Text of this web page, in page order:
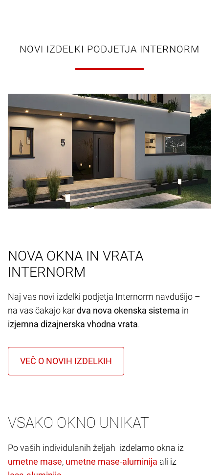
NOVI IZDELKI PODJETJA INTERNORM
NOVA OKNA IN VRATA
INTERNORM
Naj vas novi izdelki podjetja Internorm navdušijo –
na vas čakajo kardva nova okenska sistema in
izjemna dizajnerska vhodna vrata.
VSAKO OKNO UNIKAT
Po vaših individulanih željah izdelamo okna iz
,
ali iz